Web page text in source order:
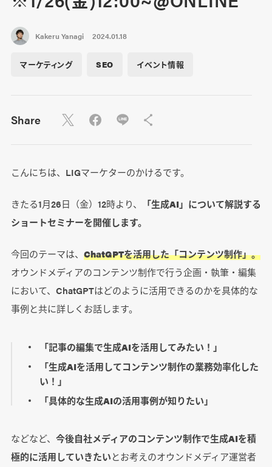
Kakeru Yanagi 2024.01.18
マーケティング SEO イベント情報
Share
こんにちは、LIGマーケターのかけるです。
きたる1月26日（金）12時より、
「生成AI」について解説する
ショートセミナーを開催します。
今回のテーマは、 ChatGPTを活用した「コンテンツ制作」。
オウンドメディアのコンテンツ制作で行う企画・執筆・編集
において、ChatGPTはどのように活用できるのかを具体的な
事例と共に詳しくお話します。
「記事の編集で生成AIを活用してみたい！」
「生成AIを活用してコンテンツ制作の業務効率化した
い！」
「具体的な生成AIの活用事例が知りたい」
などなど、 今後自社メディアのコンテンツ制作で生成AIを積
極的に活用していきたいとお考えのオウンドメディア運営者